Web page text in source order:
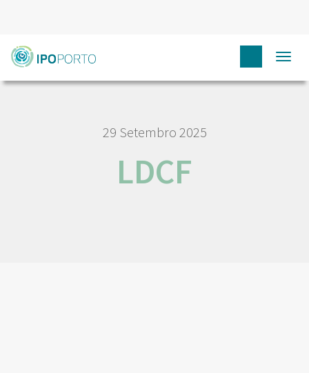
HOME LDCF
29 Setembro 2025
LDCF